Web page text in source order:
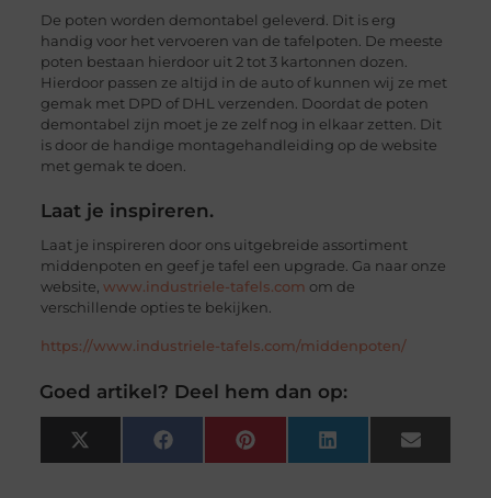
De poten worden demontabel geleverd. Dit is erg
handig voor het vervoeren van de tafelpoten. De meeste
poten bestaan hierdoor uit 2 tot 3 kartonnen dozen.
Hierdoor passen ze altijd in de auto of kunnen wij ze met
gemak met DPD of DHL verzenden. Doordat de poten
demontabel zijn moet je ze zelf nog in elkaar zetten. Dit
is door de handige montagehandleiding op de website
met gemak te doen.
Laat je inspireren.
Laat je inspireren door ons uitgebreide assortiment
middenpoten en geef je tafel een upgrade. Ga naar onze
website, www.industriele-tafels.com om de
verschillende opties te bekijken.
https://www.industriele-tafels.com/middenpoten/
Goed artikel? Deel hem dan op:
X
(Twitter)
FacebookPinterest LinkedIn Email